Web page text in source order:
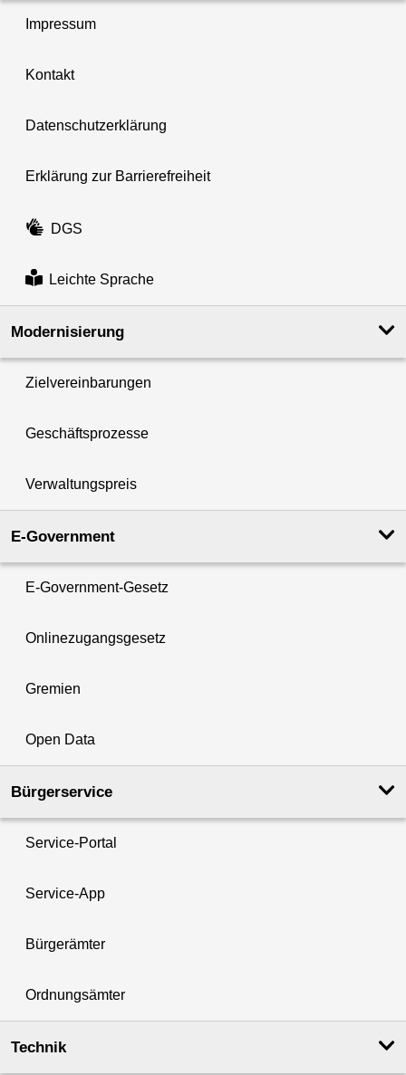
Impressum
Kontakt
Datenschutzerklärung
Erklärung zur Barrierefreiheit
DGS
Leichte Sprache
Modernisierung
Zielvereinbarungen
Geschäftsprozesse
Verwaltungspreis
E-Government
E-Government-Gesetz
Onlinezugangsgesetz
Gremien
Open Data
Bürgerservice
Service-Portal
Service-App
Bürgerämter
Ordnungsämter
Technik